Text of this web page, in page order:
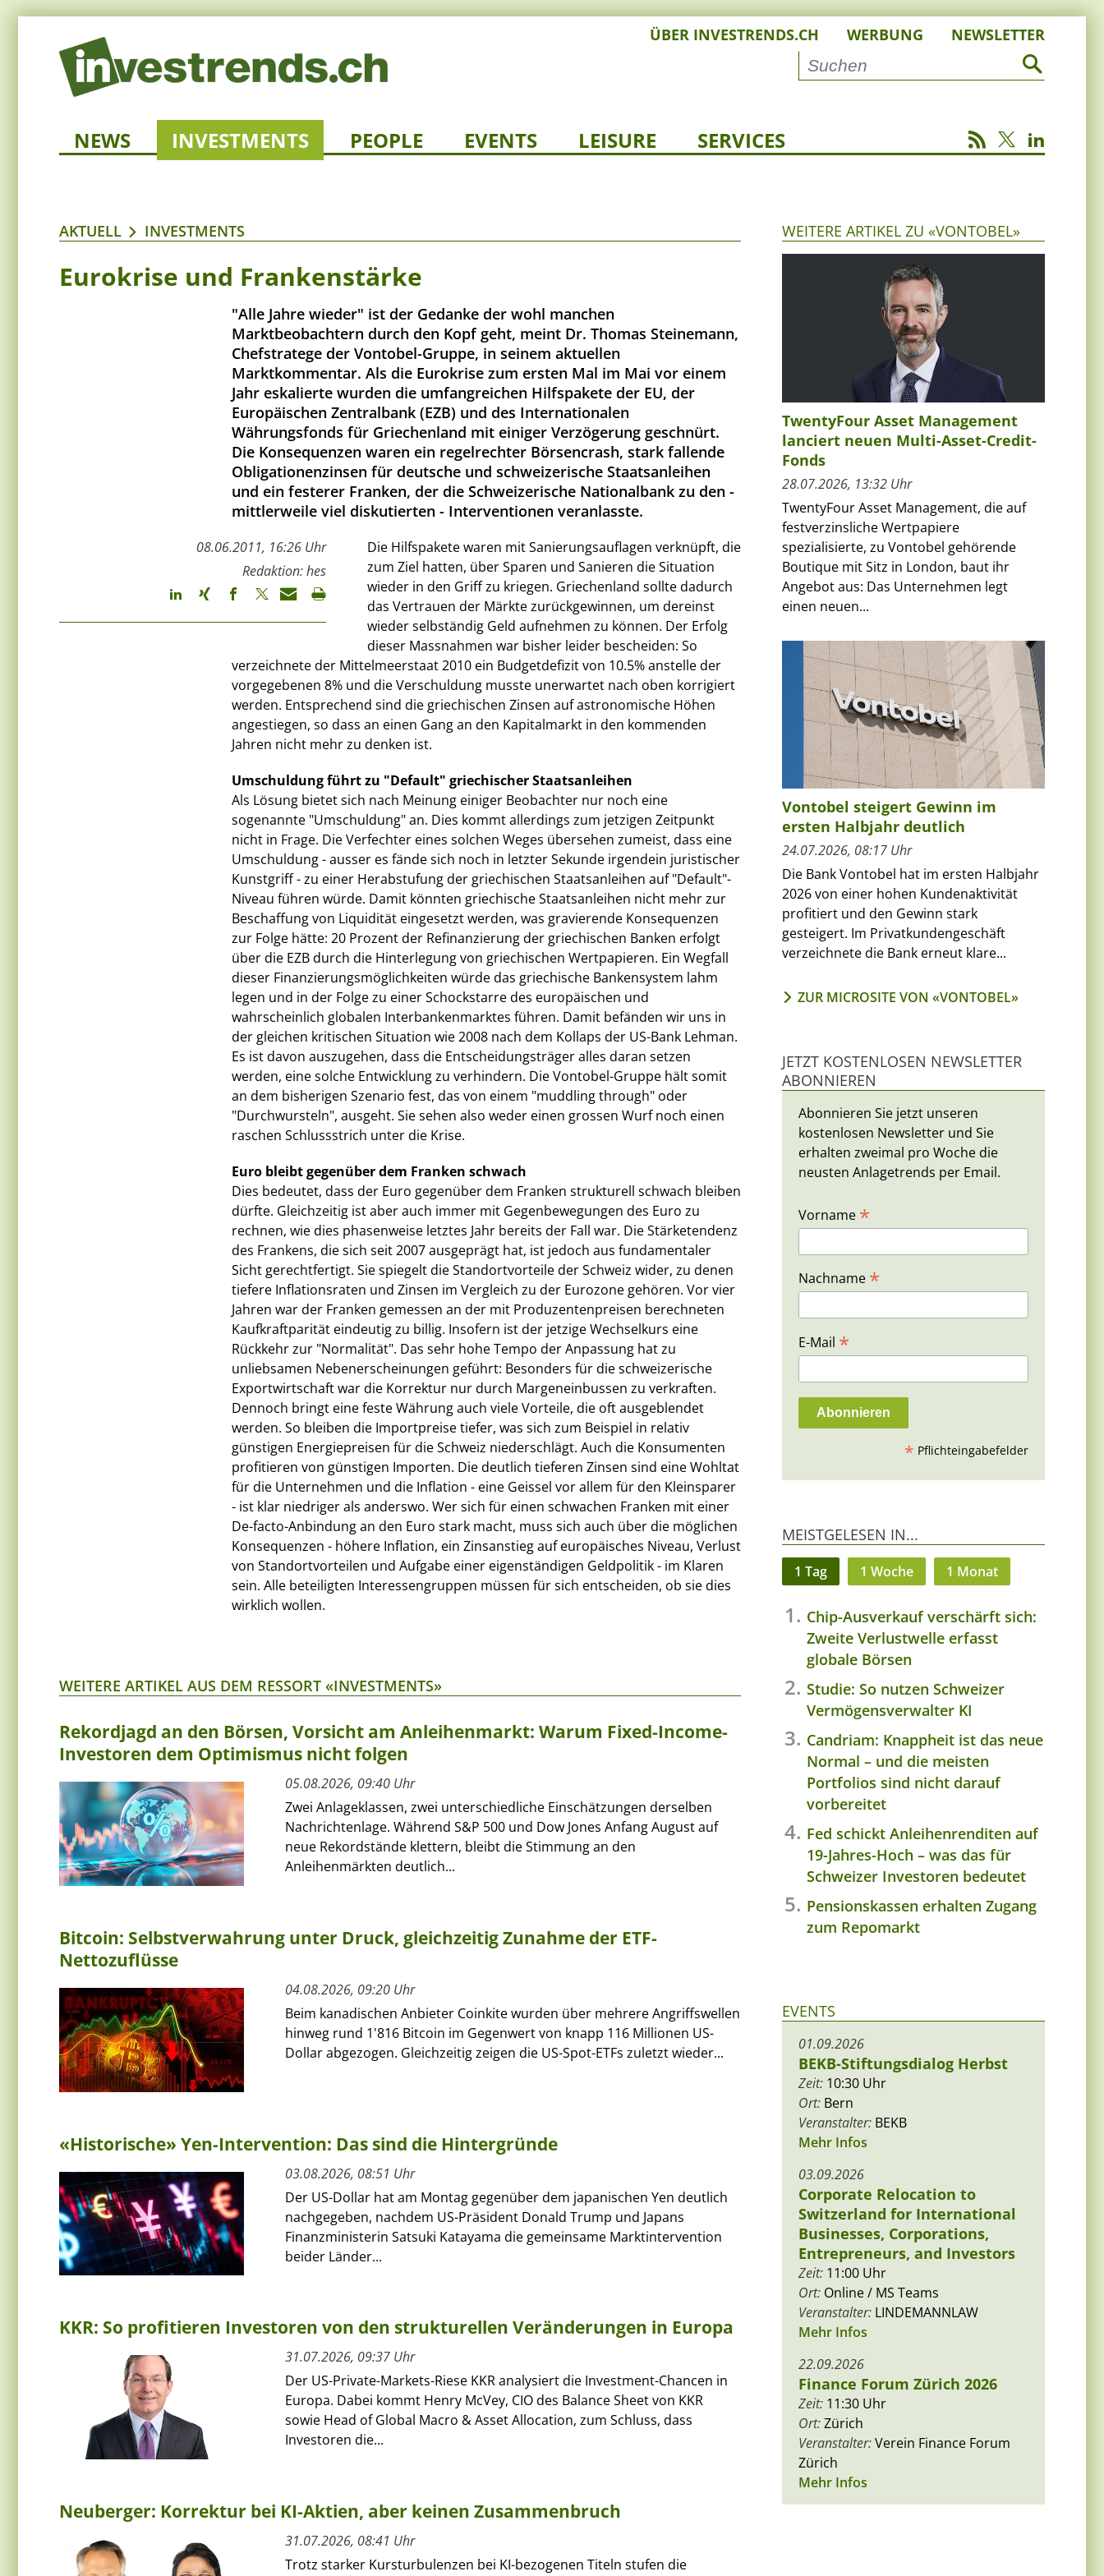
ÜBER INVESTRENDS.CH WERBUNG NEWSLETTER
NEWS INVESTMENTS PEOPLE EVENTS LEISURE SERVICES
AKTUELL INVESTMENTS
Eurokrise und Frankenstärke
"Alle Jahre wieder" ist der Gedanke der wohl manchen
Marktbeobachtern durch den Kopf geht, meint Dr. Thomas Steinemann,
Chefstratege der Vontobel-Gruppe, in seinem aktuellen
Marktkommentar. Als die Eurokrise zum ersten Mal im Mai vor einem
Jahr eskalierte wurden die umfangreichen Hilfspakete der EU, der
Europäischen Zentralbank (EZB) und des Internationalen
Währungsfonds für Griechenland mit einiger Verzögerung geschnürt.
Die Konsequenzen waren ein regelrechter Börsencrash, stark fallende
Obligationenzinsen für deutsche und schweizerische Staatsanleihen
und ein festerer Franken, der die Schweizerische Nationalbank zu den -
mittlerweile viel diskutierten - Interventionen veranlasste.
08.06.2011, 16:26 Uhr
Redaktion: hes
Die Hilfspakete waren mit Sanierungsauflagen verknüpft, die
zum Ziel hatten, über Sparen und Sanieren die Situation
wieder in den Griff zu kriegen. Griechenland sollte dadurch
das Vertrauen der Märkte zurückgewinnen, um dereinst
wieder selbständig Geld aufnehmen zu können. Der Erfolg
dieser Massnahmen war bisher leider bescheiden: So
verzeichnete der Mittelmeerstaat 2010 ein Budgetdefizit von 10.5% anstelle der
vorgegebenen 8% und die Verschuldung musste unerwartet nach oben korrigiert
werden. Entsprechend sind die griechischen Zinsen auf astronomische Höhen
angestiegen, so dass an einen Gang an den Kapitalmarkt in den kommenden
Jahren nicht mehr zu denken ist.
Umschuldung führt zu "Default" griechischer Staatsanleihen
Als Lösung bietet sich nach Meinung einiger Beobachter nur noch eine
sogenannte "Umschuldung" an. Dies kommt allerdings zum jetzigen Zeitpunkt
nicht in Frage. Die Verfechter eines solchen Weges übersehen zumeist, dass eine
Umschuldung - ausser es fände sich noch in letzter Sekunde irgendein juristischer
Kunstgriff - zu einer Herabstufung der griechischen Staatsanleihen auf "Default"-
Niveau führen würde. Damit könnten griechische Staatsanleihen nicht mehr zur
Beschaffung von Liquidität eingesetzt werden, was gravierende Konsequenzen
zur Folge hätte: 20 Prozent der Refinanzierung der griechischen Banken erfolgt
über die EZB durch die Hinterlegung von griechischen Wertpapieren. Ein Wegfall
dieser Finanzierungsmöglichkeiten würde das griechische Bankensystem lahm
legen und in der Folge zu einer Schockstarre des europäischen und
wahrscheinlich globalen Interbankenmarktes führen. Damit befänden wir uns in
der gleichen kritischen Situation wie 2008 nach dem Kollaps der US-Bank Lehman.
Es ist davon auszugehen, dass die Entscheidungsträger alles daran setzen
werden, eine solche Entwicklung zu verhindern. Die Vontobel-Gruppe hält somit
an dem bisherigen Szenario fest, das von einem "muddling through" oder
"Durchwursteln", ausgeht. Sie sehen also weder einen grossen Wurf noch einen
raschen Schlussstrich unter die Krise.
Euro bleibt gegenüber dem Franken schwach
Dies bedeutet, dass der Euro gegenüber dem Franken strukturell schwach bleiben
dürfte. Gleichzeitig ist aber auch immer mit Gegenbewegungen des Euro zu
rechnen, wie dies phasenweise letztes Jahr bereits der Fall war. Die Stärketendenz
des Frankens, die sich seit 2007 ausgeprägt hat, ist jedoch aus fundamentaler
Sicht gerechtfertigt. Sie spiegelt die Standortvorteile der Schweiz wider, zu denen
tiefere Inflationsraten und Zinsen im Vergleich zu der Eurozone gehören. Vor vier
Jahren war der Franken gemessen an der mit Produzentenpreisen berechneten
Kaufkraftparität eindeutig zu billig. Insofern ist der jetzige Wechselkurs eine
Rückkehr zur "Normalität". Das sehr hohe Tempo der Anpassung hat zu
unliebsamen Nebenerscheinungen geführt: Besonders für die schweizerische
Exportwirtschaft war die Korrektur nur durch Margeneinbussen zu verkraften.
Dennoch bringt eine feste Währung auch viele Vorteile, die oft ausgeblendet
werden. So bleiben die Importpreise tiefer, was sich zum Beispiel in relativ
günstigen Energiepreisen für die Schweiz niederschlägt. Auch die Konsumenten
profitieren von günstigen Importen. Die deutlich tieferen Zinsen sind eine Wohltat
für die Unternehmen und die Inflation - eine Geissel vor allem für den Kleinsparer
- ist klar niedriger als anderswo. Wer sich für einen schwachen Franken mit einer
De-facto-Anbindung an den Euro stark macht, muss sich auch über die möglichen
Konsequenzen - höhere Inflation, ein Zinsanstieg auf europäisches Niveau, Verlust
von Standortvorteilen und Aufgabe einer eigenständigen Geldpolitik - im Klaren
sein. Alle beteiligten Interessengruppen müssen für sich entscheiden, ob sie dies
wirklich wollen.
WEITERE ARTIKEL AUS DEM RESSORT «INVESTMENTS»
Rekordjagd an den Börsen, Vorsicht am Anleihenmarkt: Warum Fixed-Income-
Investoren dem Optimismus nicht folgen
05.08.2026, 09:40 Uhr
Zwei Anlageklassen, zwei unterschiedliche Einschätzungen derselben
Nachrichtenlage. Während S&P 500 und Dow Jones Anfang August auf
neue Rekordstände klettern, bleibt die Stimmung an den
Anleihenmärkten deutlich...
Bitcoin: Selbstverwahrung unter Druck, gleichzeitig Zunahme der ETF-
Nettozuflüsse
04.08.2026, 09:20 Uhr
Beim kanadischen Anbieter Coinkite wurden über mehrere Angriffswellen
hinweg rund 1'816 Bitcoin im Gegenwert von knapp 116 Millionen US-
Dollar abgezogen. Gleichzeitig zeigen die US-Spot-ETFs zuletzt wieder...
«Historische» Yen-Intervention: Das sind die Hintergründe
03.08.2026, 08:51 Uhr
Der US-Dollar hat am Montag gegenüber dem japanischen Yen deutlich
nachgegeben, nachdem US-Präsident Donald Trump und Japans
Finanzministerin Satsuki Katayama die gemeinsame Marktintervention
beider Länder...
KKR: So profitieren Investoren von den strukturellen Veränderungen in Europa
31.07.2026, 09:37 Uhr
Der US-Private-Markets-Riese KKR analysiert die Investment-Chancen in
Europa. Dabei kommt Henry McVey, CIO des Balance Sheet von KKR
sowie Head of Global Macro & Asset Allocation, zum Schluss, dass
Investoren die...
Neuberger: Korrektur bei KI-Aktien, aber keinen Zusammenbruch
31.07.2026, 08:41 Uhr
Trotz starker Kursturbulenzen bei KI-bezogenen Titeln stufen die
WEITERE ARTIKEL ZU «VONTOBEL»
TwentyFour Asset Management
lanciert neuen Multi-Asset-Credit-
Fonds
28.07.2026, 13:32 Uhr
TwentyFour Asset Management, die auf
festverzinsliche Wertpapiere
spezialisierte, zu Vontobel gehörende
Boutique mit Sitz in London, baut ihr
Angebot aus: Das Unternehmen legt
einen neuen...
Vontobel steigert Gewinn im
ersten Halbjahr deutlich
24.07.2026, 08:17 Uhr
Die Bank Vontobel hat im ersten Halbjahr
2026 von einer hohen Kundenaktivität
profitiert und den Gewinn stark
gesteigert. Im Privatkundengeschäft
verzeichnete die Bank erneut klare...
ZUR MICROSITE VON «VONTOBEL»
JETZT KOSTENLOSEN NEWSLETTER
ABONNIEREN
Abonnieren Sie jetzt unseren
kostenlosen Newsletter und Sie
erhalten zweimal pro Woche die
neusten Anlagetrends per Email.
Vorname *
Nachname *
E-Mail *
* Pflichteingabefelder
MEISTGELESEN IN...
1 Tag 1 Woche 1 Monat
Chip-Ausverkauf verschärft sich:
Zweite Verlustwelle erfasst
globale Börsen
Studie: So nutzen Schweizer
Vermögensverwalter KI
Candriam: Knappheit ist das neue
Normal – und die meisten
Portfolios sind nicht darauf
vorbereitet
Fed schickt Anleihenrenditen auf
19-Jahres-Hoch – was das für
Schweizer Investoren bedeutet
Pensionskassen erhalten Zugang
zum Repomarkt
EVENTS
01.09.2026
BEKB-Stiftungsdialog Herbst
Zeit: 10:30 Uhr
Ort: Bern
Veranstalter: BEKB
Mehr Infos
03.09.2026
Corporate Relocation to
Switzerland for International
Businesses, Corporations,
Entrepreneurs, and Investors
Zeit: 11:00 Uhr
Ort: Online / MS Teams
Veranstalter: LINDEMANNLAW
Mehr Infos
22.09.2026
Finance Forum Zürich 2026
Zeit: 11:30 Uhr
Ort:Zürich
Veranstalter:Verein Finance Forum
Zürich
Mehr Infos